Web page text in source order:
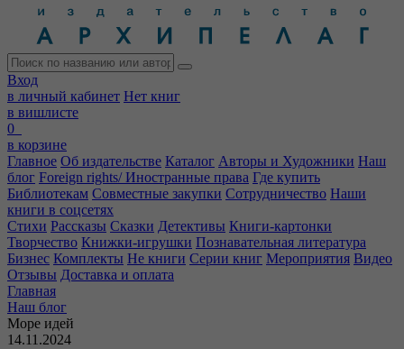
Вход
в личный кабинет Нет книг
в вишлисте
0
в корзине
Главное Об издательстве Каталог Авторы и Художники Наш
блог Foreign rights/ Иностранные права Где купить
Библиотекам Совместные закупки Сотрудничество Наши
книги в соцсетях
Стихи Рассказы Сказки Детективы Книги-картонки
Творчество Книжки-игрушки Познавательная литература
Бизнес Комплекты Не книги Серии книг Мероприятия Видео
Отзывы Доставка и оплата
Главная
Наш блог
Море идей
14.11.2024